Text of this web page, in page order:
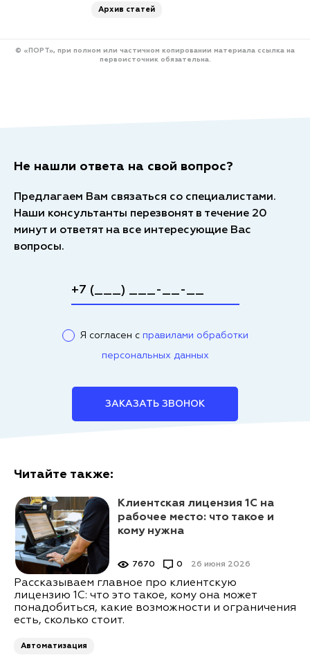
Архив статей
© «ПОРТ», при полном или частичном копировании материала ссылка на
первоисточник обязательна.
Не нашли ответа на свой вопрос?
Предлагаем Вам связаться со специалистами.
Наши консультанты перезвонят в течение 20
минут и ответят на все интересующие Вас
вопросы.
Я согласен с правилами обработки
персональных данных
ЗАКАЗАТЬ ЗВОНОК
Читайте также:
Клиентская лицензия 1С на
рабочее место: что такое и
кому нужна
26 июня 2026
7670 0
Рассказываем главное про клиентскую
лицензию 1С: что это такое, кому она может
понадобиться, какие возможности и ограничения
есть, сколько стоит.
Автоматизация